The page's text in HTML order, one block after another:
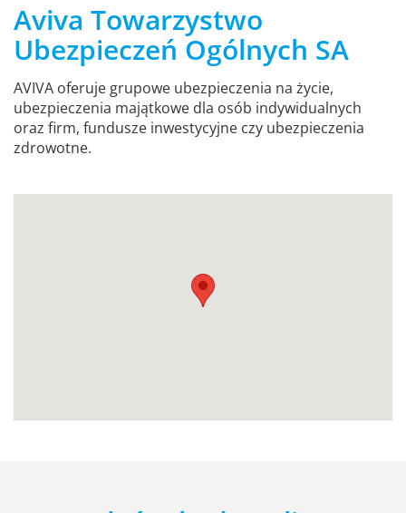
Aviva Towarzystwo
Ubezpieczeń Ogólnych SA
AVIVA oferuje grupowe ubezpieczenia na życie,
ubezpieczenia majątkowe dla osób indywidualnych
oraz firm, fundusze inwestycyjne czy ubezpieczenia
zdrowotne.